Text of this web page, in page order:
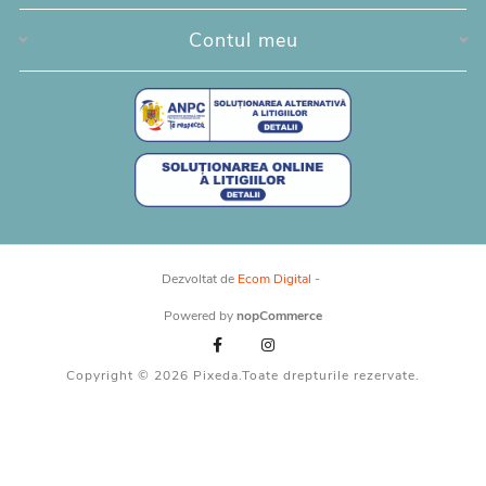
Contul meu
Dezvoltat de Ecom Digital -
Powered bynopCommerce
Copyright © 2026 Pixeda.Toate drepturile rezervate.